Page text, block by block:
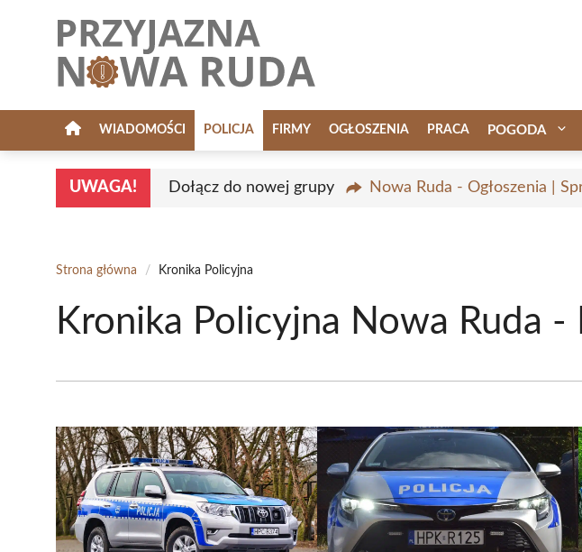
WIADOMOŚCI POLICJA FIRMY OGŁOSZENIA PRACA POGODA
UWAGA! Dołącz do nowej grupy Nowa Ruda - Ogłoszenia |
Strona główna / Kronika Policyjna
Kronika Policyjna Nowa Ruda